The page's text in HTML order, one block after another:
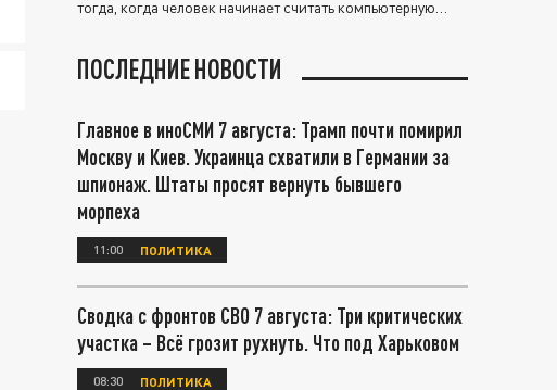
тогда, когда человек начинает считать компьютерную
ПОСЛЕДНИЕ НОВОСТИ
Главное в иноСМИ 7 августа: Трамп почти помирил
Москву и Киев. Украинца схватили в Германии за
шпионаж. Штаты просят вернуть бывшего
морпеха
11:00 ПОЛИТИКА
Сводка с фронтов СВО 7 августа: Три критических
участка – Всё грозит рухнуть. Что под Харьковом
08:30 ПОЛИТИКА